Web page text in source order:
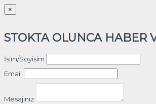
×
STOKTA OLUNCA HABER
İsim/Soyisim
Email
Mesajınız